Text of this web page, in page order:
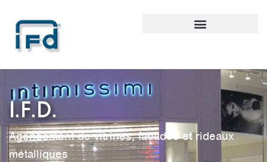
I.F.D.
Agencement de vitrines, façades et rideaux
métalliques